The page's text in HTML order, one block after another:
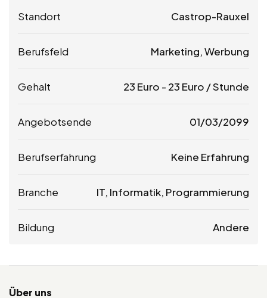
Standort Castrop-Rauxel
Berufsfeld Marketing, Werbung
Gehalt 23 Euro - 23 Euro / Stunde
Angebotsende 01/03/2099
Berufserfahrung Keine Erfahrung
Branche IT, Informatik, Programmierung
Bildung Andere
Über uns